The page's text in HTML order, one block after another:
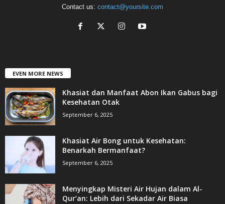
Contact us: contact@yoursite.com
EVEN MORE NEWS
Khasiat dan Manfaat Abon Ikan Gabus bagi
Kesehatan Otak
September 6, 2025
Khasiat Air Bong untuk Kesehatan:
Benarkah Bermanfaat?
September 6, 2025
Menyingkap Misteri Air Hujan dalam Al-
Qur’an: Lebih dari Sekadar Air Biasa